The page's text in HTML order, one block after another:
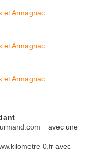
avec une
kilometre-0.fr avec